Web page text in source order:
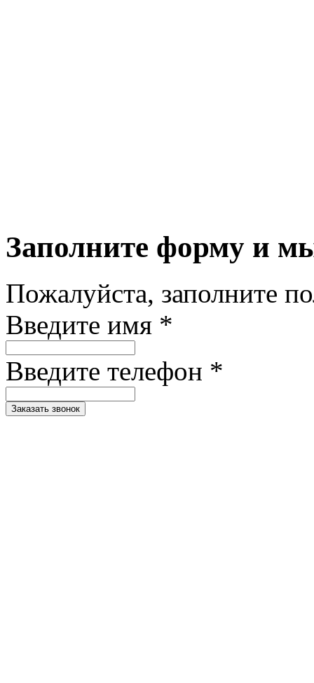
Заполните форму и
Пожалуйста, заполните
Введите имя *
Введите телефон *